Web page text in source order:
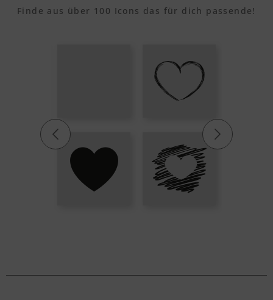
Finde aus über 100 Icons das für dich passende!